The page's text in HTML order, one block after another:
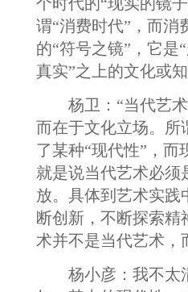
个时代的“现实的镜
谓“消费时代”，而消
的“符号之镜”，它是
真实”之上的文化或
杨卫：“当代艺术”
而在于文化立场。
了某种“现代性”，
就是说当代艺术必须
放。具体到艺术实践
断创新，不断探索
术并不是当代艺术，
杨小彦：我不太清